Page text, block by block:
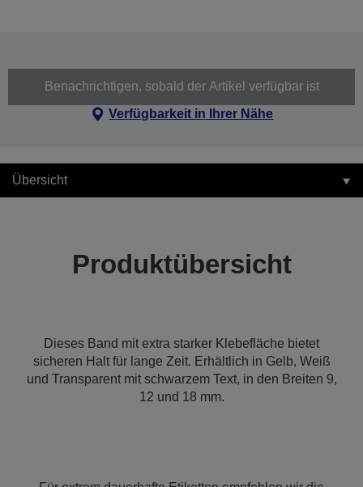
Benachrichtigen, sobald der Artikel verfügbar ist
Verfügbarkeit in Ihrer Nähe
Übersicht
Produktübersicht
Dieses Band mit extra starker Klebefläche bietet
sicheren Halt für lange Zeit. Erhältlich in Gelb, Weiß
und Transparent mit schwarzem Text, in den Breiten 9,
12 und 18 mm.